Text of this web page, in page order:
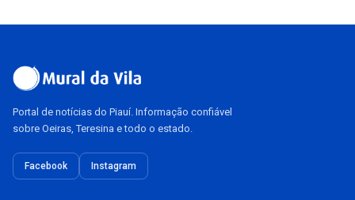
Portal de notícias do Piauí. Informação confiável
sobre Oeiras, Teresina e todo o estado.
Facebook Instagram